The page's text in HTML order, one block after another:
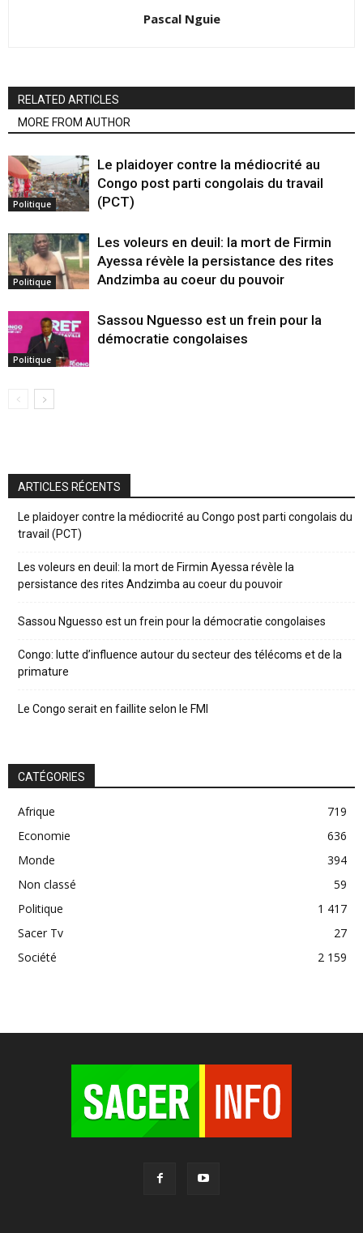
Pascal Nguie
RELATED ARTICLES
MORE FROM AUTHOR
Politique
Le plaidoyer contre la médiocrité au
Congo post parti congolais du travail
(PCT)
Politique
Les voleurs en deuil: la mort de Firmin
Ayessa révèle la persistance des rites
Andzimba au coeur du pouvoir
Politique
Sassou Nguesso est un frein pour la
démocratie congolaises
ARTICLES RÉCENTS
Le plaidoyer contre la médiocrité au Congo post parti congolais du
travail (PCT)
Les voleurs en deuil: la mort de Firmin Ayessa révèle la
persistance des rites Andzimba au coeur du pouvoir
Sassou Nguesso est un frein pour la démocratie congolaises
Congo: lutte d’influence autour du secteur des télécoms et de la
primature
Le Congo serait en faillite selon le FMI
CATÉGORIES
Afrique
719
Economie
636
Monde
394
Non classé
59
Politique
1 417
Sacer Tv
27
Société
2 159